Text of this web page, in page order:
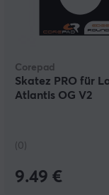
Corepad
Skatez PRO für
Atlantis OG V2
(0)
9.49 €